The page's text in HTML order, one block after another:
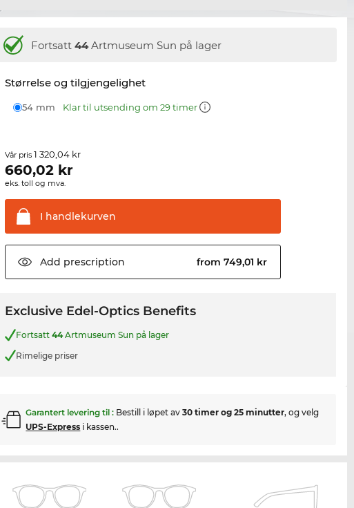
Fortsatt44Artmuseum Sun på lager
Størrelse og tilgjengelighet
54 mm Klar til utsending om 29 timer
Vår pris1 320,04 kr
660,02 kr
eks. toll og mva.
I handlekurven
Add prescription from 749,01 kr
Exclusive Edel-Optics Benefits
Fortsatt44Artmuseum Sun på lager
Rimelige priser
Garantert levering til: Bestill i løpet av30 timer og 25 minutter, og velg
UPS-Express i kassen..